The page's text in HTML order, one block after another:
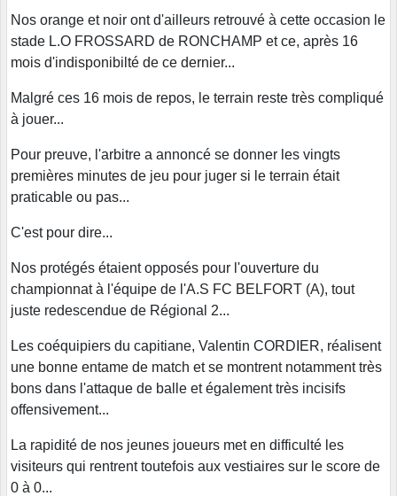
Nos orange et noir ont d'ailleurs retrouvé à cette occasion le
stade L.O FROSSARD de RONCHAMP et ce, après 16
mois d'indisponibilté de ce dernier...
Malgré ces 16 mois de repos, le terrain reste très compliqué
à jouer...
Pour preuve, l'arbitre a annoncé se donner les vingts
premières minutes de jeu pour juger si le terrain était
praticable ou pas...
C'est pour dire...
Nos protégés étaient opposés pour l'ouverture du
championnat à l'équipe de l'A.S FC BELFORT (A), tout
juste redescendue de Régional 2...
Les coéquipiers du capitiane, Valentin CORDIER, réalisent
une bonne entame de match et se montrent notamment très
bons dans l'attaque de balle et également très incisifs
offensivement...
La rapidité de nos jeunes joueurs met en difficulté les
visiteurs qui rentrent toutefois aux vestiaires sur le score de
0 à 0...